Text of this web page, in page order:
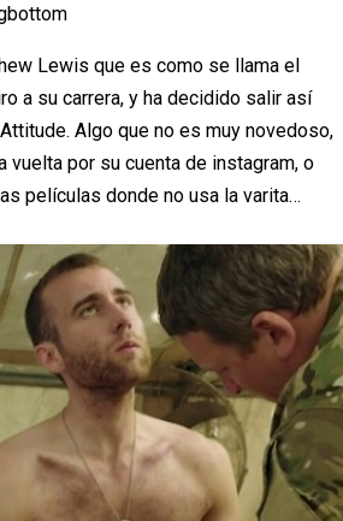
Lewis que es como se llama el
a su carrera, y ha decidido salir así
Algo que no es muy novedoso,
vuelta por su cuenta de instagram, o
películas donde no usa la varita…